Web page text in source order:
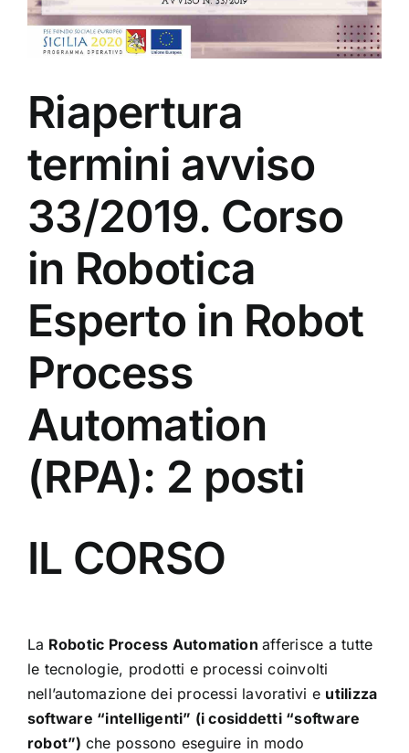
Riapertura
termini avviso
33/2019. Corso
in Robotica
Esperto in Robot
Process
Automation
(RPA): 2 posti
IL CORSO
La Robotic Process Automationafferisce a tutte
le tecnologie, prodotti e processi coinvolti
nell’automazione dei processi lavorativi e utilizza
software “intelligenti” (i cosiddetti “software
robot”) che possono eseguire in modo